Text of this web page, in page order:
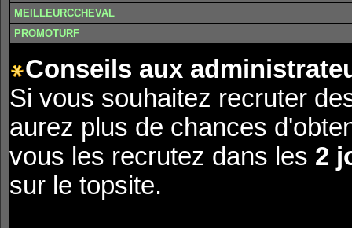
MEILLEURCCHEVAL
PROMOTURF
Conseils aux
Si vous souhaitez recruter
aurez plus de chances
vous les recrutez dans les 2
sur le topsite.